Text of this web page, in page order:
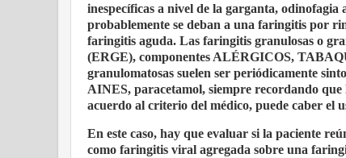
inespecíficas a nivel de la garganta,
probablemente se deban a una faringitis por
faringitis aguda. Las faringitis granulosas o
(ERGE), componentes ALÉRGICOS,
granulomatosas suelen ser periódicamente
AINES, paracetamol, siempre recordando
acuerdo al criterio del médico, puede caber el
En este caso, hay que evaluar si la paciente
como faringitis viral agregada sobre una